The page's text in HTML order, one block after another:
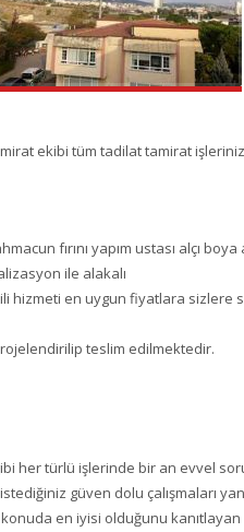
ekibi tüm tadilat tamirat
fırını yapım ustası alçı
ile alakalı
hizmeti en uygun fiyatlara sizlere
teslim edilmektedir.
her türlü işlerinde bir an evvel
güven dolu çalışmaları
en iyisi olduğunu kanıtlayan